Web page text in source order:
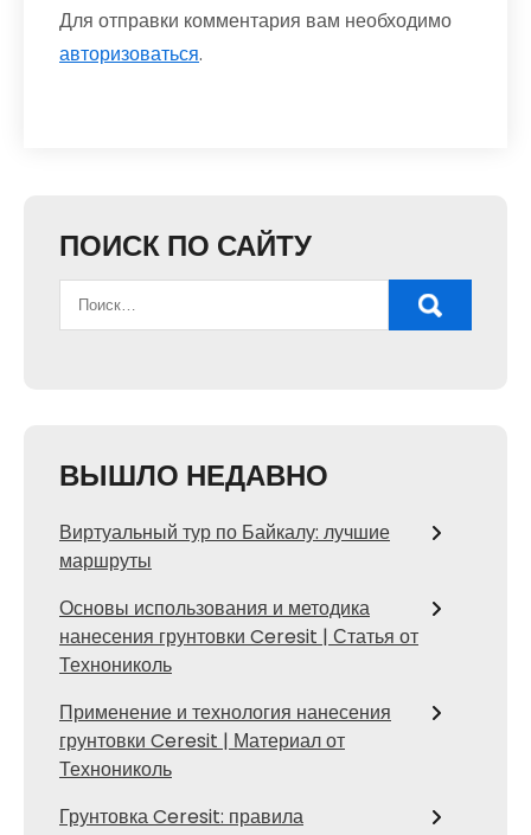
Для отправки комментария вам необходимо
авторизоваться.
ПОИСК ПО САЙТУ
ВЫШЛО НЕДАВНО
Виртуальный тур по Байкалу: лучшие
маршруты
Основы использования и методика
нанесения грунтовки Ceresit | Статья от
Технониколь
Применение и технология нанесения
грунтовки Ceresit | Материал от
Технониколь
Грунтовка Ceresit: правила